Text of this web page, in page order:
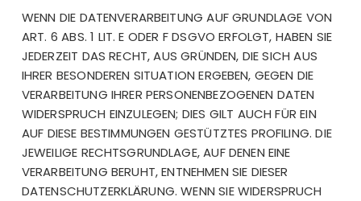
WENN DIE DATENVERARBEITUNG AUF GRUNDLAGE VON
ART. 6 ABS. 1 LIT. E ODER F DSGVO ERFOLGT, HABEN SIE
JEDERZEIT DAS RECHT, AUS GRÜNDEN, DIE SICH AUS
IHRER BESONDEREN SITUATION ERGEBEN, GEGEN DIE
VERARBEITUNG IHRER PERSONENBEZOGENEN DATEN
WIDERSPRUCH EINZULEGEN; DIES GILT AUCH FÜR EIN
AUF DIESE BESTIMMUNGEN GESTÜTZTES PROFILING. DIE
JEWEILIGE RECHTSGRUNDLAGE, AUF DENEN EINE
VERARBEITUNG BERUHT, ENTNEHMEN SIE DIESER
DATENSCHUTZERKLÄRUNG. WENN SIE WIDERSPRUCH